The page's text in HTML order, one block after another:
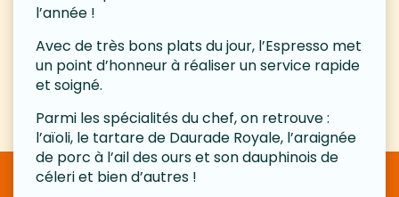
l’année !
Avec de très bons plats du jour, l’Espresso met
un point d’honneur à réaliser un service rapide
et soigné.
Parmi les spécialités du chef, on retrouve :
l’aïoli, le tartare de Daurade Royale, l’araignée
de porc à l’ail des ours et son dauphinois de
céleri et bien d’autres !